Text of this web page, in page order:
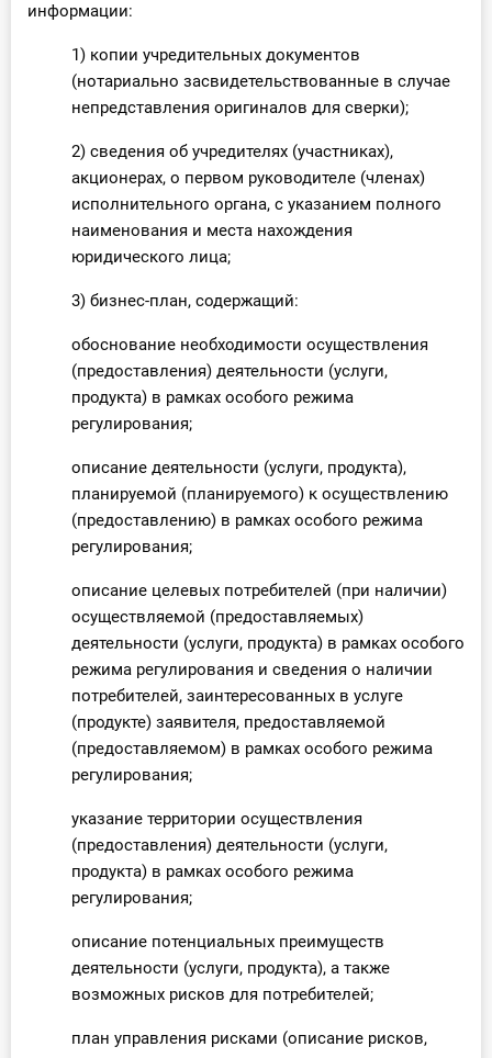
информации:
1) копии учредительных документов
(нотариально засвидетельствованные в случае
непредставления оригиналов для сверки);
2) сведения об учредителях (участниках),
акционерах, о первом руководителе (членах)
исполнительного органа, с указанием полного
наименования и места нахождения
юридического лица;
3) бизнес-план, содержащий:
обоснование необходимости осуществления
(предоставления) деятельности (услуги,
продукта) в рамках особого режима
регулирования;
описание деятельности (услуги, продукта),
планируемой (планируемого) к осуществлению
(предоставлению) в рамках особого режима
регулирования;
описание целевых потребителей (при наличии)
осуществляемой (предоставляемых)
деятельности (услуги, продукта) в рамках особого
режима регулирования и сведения о наличии
потребителей, заинтересованных в услуге
(продукте) заявителя, предоставляемой
(предоставляемом) в рамках особого режима
регулирования;
указание территории осуществления
(предоставления) деятельности (услуги,
продукта) в рамках особого режима
регулирования;
описание потенциальных преимуществ
деятельности (услуги, продукта), а также
возможных рисков для потребителей;
план управления рисками (описание рисков,